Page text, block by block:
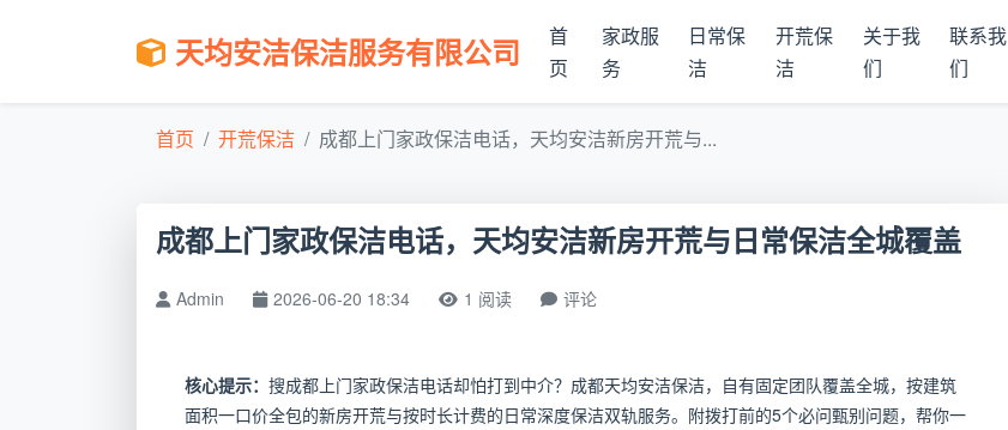
天均安洁保洁服务有限公司
首
页
家政服
务
日常保
洁
开荒保
洁
关于我
们
联系我
们
首页 开荒保洁 成都上门家政保洁电话，天均安洁新房开荒与...
成都上门家政保洁电话，天均安洁新房开荒与日常保洁全城覆盖
Admin 2026-06-20 18:34 1 阅读 评论
核心提示： 搜成都上门家政保洁电话却怕打到中介？成都天均安洁保洁，自有固定团队覆盖全城，按建筑
面积一口价全包的新房开荒与按时长计费的日常深度保洁双轨服务。附拨打前的5个必问甄别问题，帮你一